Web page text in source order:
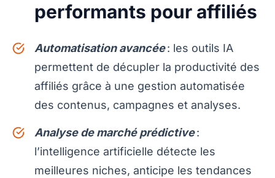
performants pour affiliés
Automatisation avancée: les outils IA
permettent de décupler la productivité des
affiliés grâce à une gestion automatisée
des contenus, campagnes et analyses.
Analyse de marché prédictive:
l’intelligence artificielle détecte les
meilleures niches, anticipe les tendances